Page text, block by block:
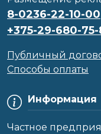
Информация
Частное
8-0236-22-10-00
+375-29-680-
Публичный
Способы оплаты